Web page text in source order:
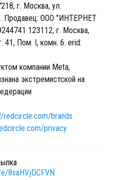
, г. Москва, ул.
Продавец: ООО "ИНТЕРНЕТ
123112, г. Москва,
41, Пом. I, комн. 6. erid:
компании Meta,
экстремистской на
redcircle.com/brands
privacy
8saHVjDCFVN